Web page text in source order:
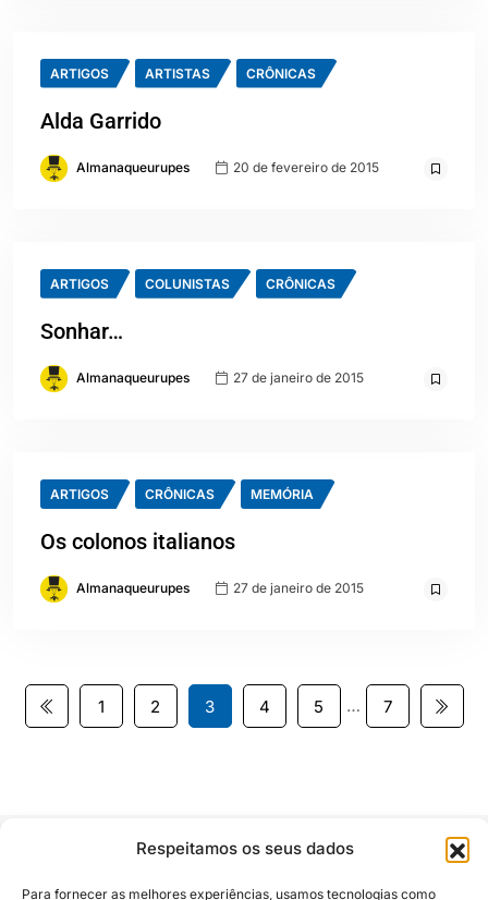
Respeitamos os seus dados
Para fornecer as melhores experiências, usamos tecnologias como
ARTIGOS ARTISTAS CRÔNICAS
Alda Garrido
Almanaqueurupes 20 de fevereiro de 2015
ARTIGOS COLUNISTAS CRÔNICAS
Sonhar…
Almanaqueurupes 27 de janeiro de 2015
ARTIGOS CRÔNICAS MEMÓRIA
Os colonos italianos
Almanaqueurupes 27 de janeiro de 2015
1 2 3 4 5 … 7